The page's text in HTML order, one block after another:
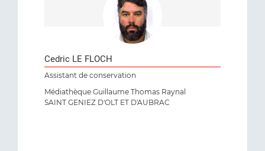
Cedric LE FLOCH
Assistant de conservation
Médiathèque Guillaume Thomas Raynal
SAINT GENIEZ D'OLT ET D'AUBRAC